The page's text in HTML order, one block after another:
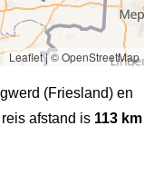
Leaflet|© OpenStreetMap
(Friesland) en
afstand is 113 km